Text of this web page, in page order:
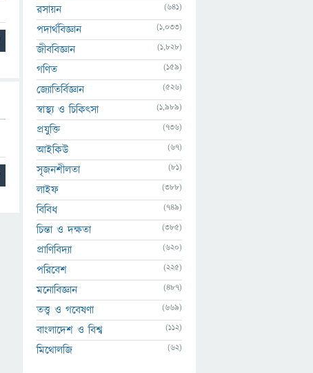
রসায়ন
(641)
পদার্থবিজ্ঞান (1,033)
জীববিজ্ঞান (1,828)
গণিত (159)
জ্যোতির্বিজ্ঞান (526)
স্বাস্থ্য ও চিকিৎসা (1,989)
প্রযুক্তি (736)
আইকিউ (67)
সৃজনশীলতা (81)
লাইফ (388)
বিবিধ (749)
চিন্তা ও দক্ষতা (385)
প্রাণিবিদ্যা (620)
পরিবেশ (225)
মনোবিজ্ঞান (487)
তত্ত্ব ও গবেষণা (669)
বাংলাদেশ ও বিশ্ব (112)
মিথোলজি (62)